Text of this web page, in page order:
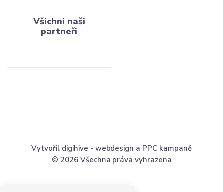
Všichni naši
partneři
© 2026 Všechna práva vyhrazena
Vytvořil digihive - webdesign a PPC kampaně